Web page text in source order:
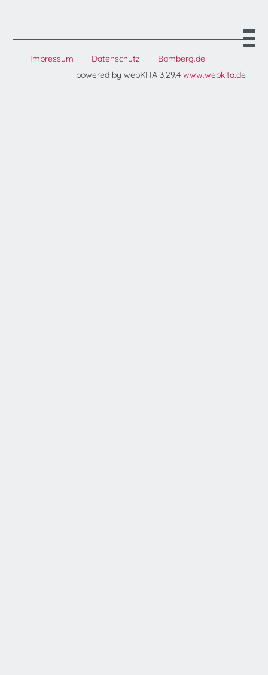
Impressum Datenschutz
Bamberg.de
powered by webKITA 3.29.4 www.webkita.de